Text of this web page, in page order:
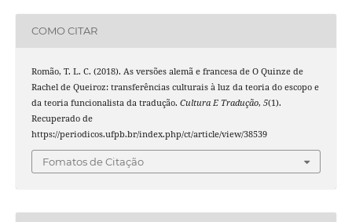
COMO CITAR
Romão, T. L. C. (2018). As versões alemã e francesa de O Quinze de
Rachel de Queiroz: transferências culturais à luz da teoria do escopo e
da teoria funcionalista da tradução. Cultura E Tradução, 5(1).
Recuperado de
https://periodicos.ufpb.br/index.php/ct/article/view/38539
Fomatos de Citação